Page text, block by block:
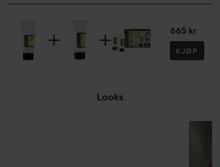
665 kr
KJØP
LooksDEN KLISSETE